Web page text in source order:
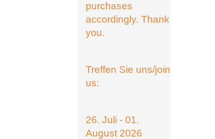
purchases
accordingly. Thank
you.
Treffen Sie uns/join
us:
26. Juli - 01.
August 2026